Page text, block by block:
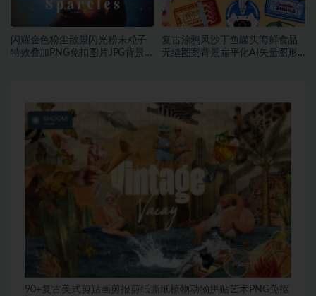
闪耀金色粉尘散景闪光粉末粒子
特效叠加PNG免扣图片JPG背景素
复古涂鸦风沙丁鱼罐头海鲜食品
无缝图案背景扁平化AI矢量图形
90+复古美式剪贴画剪报剪纸撕纸植物动物拼贴艺术PNG免抠